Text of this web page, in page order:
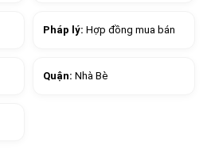
Pháp lý: Hợp đồng mua bán
Quận: Nhà Bè